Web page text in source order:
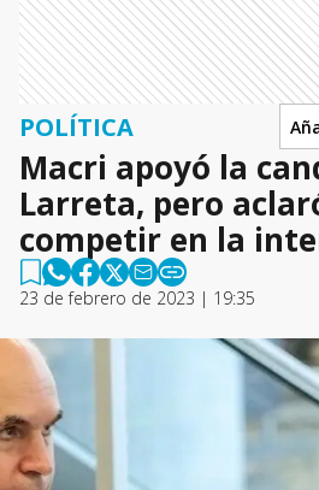
POLÍTICA
Macri apoyó la
Larreta, pero
competir en la
23 de febrero de 2023 | 19:35